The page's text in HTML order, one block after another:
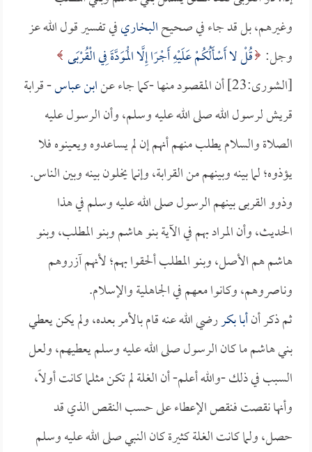
وغيرهم، بل قد جاء في صحيحالبخاريفي تفسير قول الله عز
وجل: قُلْ لا أَسْأَلُكُمْ عَلَيْهِ أَجْرًا إِلَّا الْمَوَدَّةَ فِي الْقُرْبَى
[الشورى:23] أن المقصود منها -كما جاء عن
ابن عباس- قرابة
قريش لرسول الله صلى الله عليه وسلم، وأن الرسول عليه
الصلاة والسلام يطلب منهم أنهم إن لم يساعدوه ويعينوه فلا
يؤذوه؛ لما بينه وبينهم من القرابة، وإنما يخلون بينه وبين الناس.
وذوو القربى بينهم الرسول صلى الله عليه وسلم في هذا
الحديث، وأن المراد بهم في الآية بنو هاشم وبنو المطلب، وبنو
هاشم هم الأصل، وبنو المطلب ألحقوا بهم؛ لأنهم آزروهم
وناصروهم، وكانوا معهم في الجاهلية والإسلام.
ثم ذكر أنأبا بكررضي الله عنه قام بالأمر بعده، ولم يكن يعطي
بني هاشم ما كان الرسول صلى الله عليه وسلم يعطيهم، ولعل
السبب في ذلك -والله أعلم- أن الغلة لم تكن مثلما كانت أولاً،
وأنها نقصت فنقص الإعطاء على حسب النقص الذي قد
حصل، ولما كانت الغلة كثيرة كان النبي صلى الله عليه وسلم